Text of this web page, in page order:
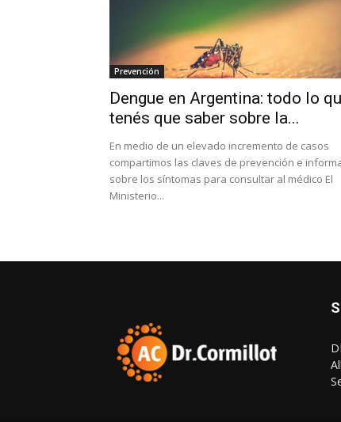
Prevención
Dengue en Argentina: todo lo
tenés que saber sobre la...
En medio de un elevado incremento de casos
compartimos las claves de prevención e
sobre los síntomas para consultar al médico El
Ministerio...